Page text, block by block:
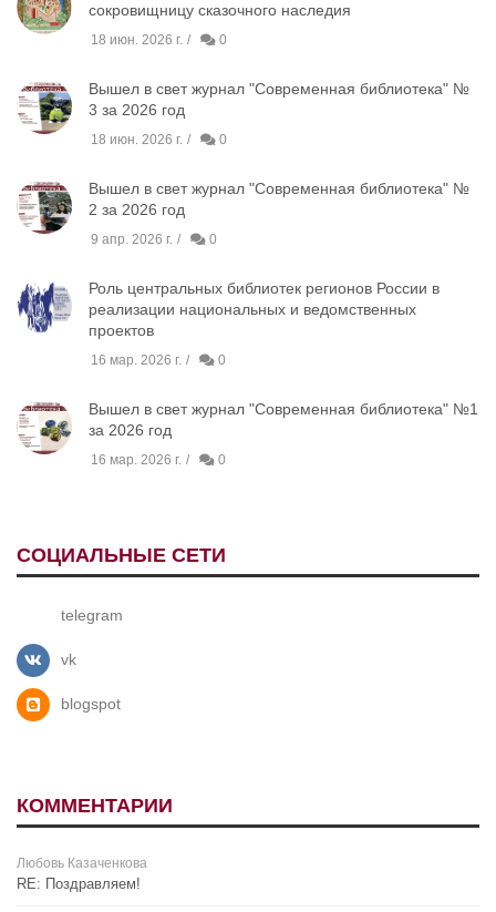
сокровищницу сказочного наследия
18 июн. 2026 г. 0
Вышел в свет журнал "Современная библиотека" №
3 за 2026 год
18 июн. 2026 г. 0
Вышел в свет журнал "Современная библиотека" №
2 за 2026 год
9 апр. 2026 г. 0
Роль центральных библиотек регионов России в
реализации национальных и ведомственных
проектов
16 мар. 2026 г. 0
Вышел в свет журнал "Современная библиотека" №1
за 2026 год
16 мар. 2026 г. 0
СОЦИАЛЬНЫЕ СЕТИ
telegram
vk
blogspot
КОММЕНТАРИИ
Любовь Казаченкова
RE: Поздравляем!